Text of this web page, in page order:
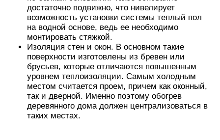
достаточно подвижно, что нивелирует
возможность установки системы теплый пол
на водной основе, ведь ее необходимо
монтировать стяжкой.
Изоляция стен и окон. В основном такие
поверхности изготовлены из бревен или
брусьев, которые отличаются повышенным
уровнем теплоизоляции. Самым холодным
местом считается проем, причем как оконный,
так и дверной. Именно поэтому обогрев
деревянного дома должен централизоваться в
таких местах.